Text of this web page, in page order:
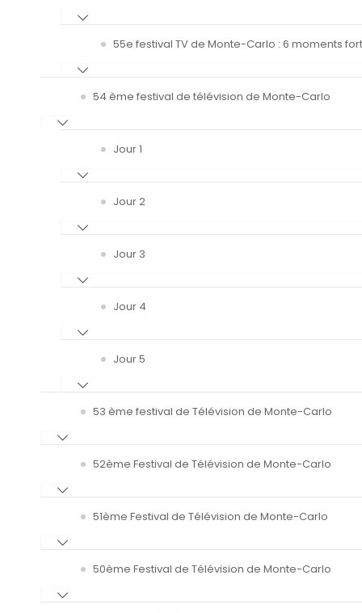
55e festival TV de Monte-Carlo : 6 moments
54 ème festival de télévision de Monte-Carlo
Jour 1
Jour 2
Jour 3
Jour 4
Jour 5
53 ème festival de Télévision de Monte-Carlo
52ème Festival de Télévision de Monte-Carlo
51ème Festival de Télévision de Monte-Carlo
50ème Festival de Télévision de Monte-Carlo